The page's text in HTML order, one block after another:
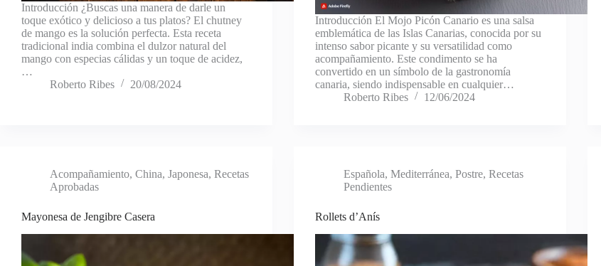
Introducción ¿Buscas una manera de darle un
toque exótico y delicioso a tus platos? El chutney
de mango es la solución perfecta. Esta receta
tradicional india combina el dulzor natural del
mango con especias cálidas y un toque de acidez,
…
Roberto Ribes
20/08/2024
Introducción El Mojo Picón Canario es una salsa
emblemática de las Islas Canarias, conocida por su
intenso sabor picante y su versatilidad como
acompañamiento. Este condimento se ha
convertido en un símbolo de la gastronomía
canaria, siendo indispensable en cualquier…
Roberto Ribes
12/06/2024
Acompañamiento, China, Japonesa, Recetas
Aprobadas
Mayonesa de Jengibre Casera
Española,Mediterránea,Postre,Recetas
Pendientes
Rollets d’Anís